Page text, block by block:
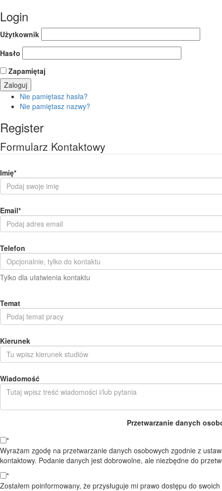
Login
Użytkownik
Hasło
Zapamiętaj
Nie pamiętasz hasła?
Nie pamiętasz nazwy?
Register
Formularz Kontaktowy
Imię*
Email*
Telefon
Tylko dla ułatwienia kontaktu
Temat
Kierunek
Wiadomość
Przetwarzanie danych
*
Wyrażam zgodę na przetwarzanie danych osobowych zgodnie z
kontaktowy. Podanie danych jest dobrowolne, ale niezbędne do
*
Zostałem poinformowany, że przysługuje mi prawo dostępu do